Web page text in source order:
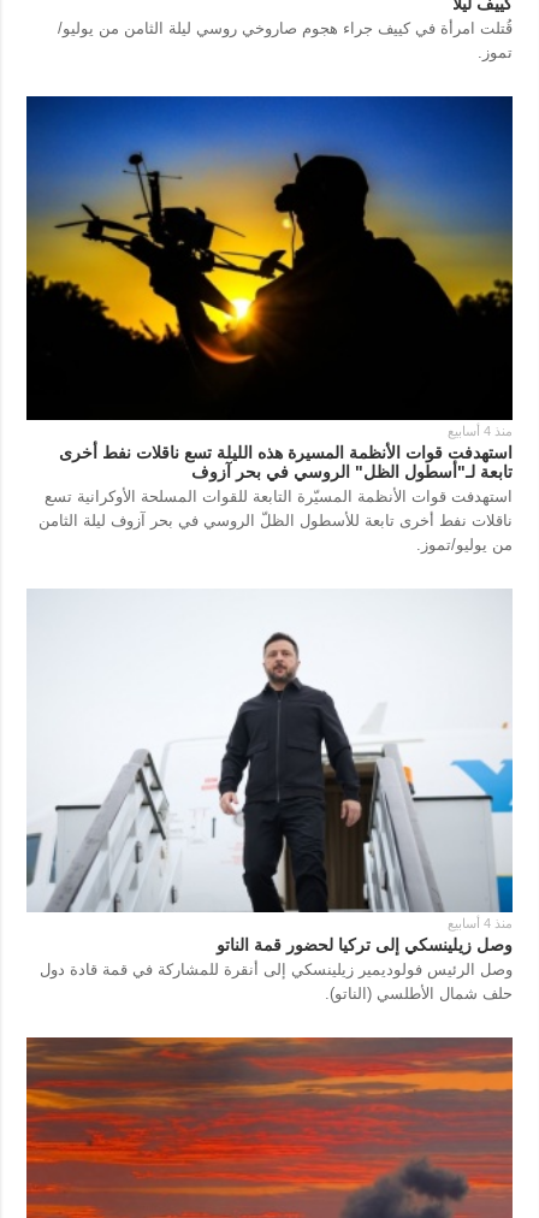
كييف ليلاً
قُتلت امرأة في كييف جراء هجوم صاروخي روسي ليلة الثامن من يوليو/
تموز.
منذ 4 أسابيع
استهدفت قوات الأنظمة المسيرة هذه الليلة تسع ناقلات نفط أخرى
تابعة لـ"أسطول الظل" الروسي في بحر آزوف
استهدفت قوات الأنظمة المسيّرة التابعة للقوات المسلحة الأوكرانية تسع
ناقلات نفط أخرى تابعة للأسطول الظلّ الروسي في بحر آزوف ليلة الثامن
من يوليو/تموز.
منذ 4 أسابيع
وصل زيلينسكي إلى تركيا لحضور قمة الناتو
وصل الرئيس فولوديمير زيلينسكي إلى أنقرة للمشاركة في قمة قادة دول
حلف شمال الأطلسي (الناتو).